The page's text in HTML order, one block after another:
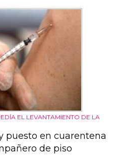
EL LEVANTAMIENTO DE LA
puesto en cuarentena
de piso